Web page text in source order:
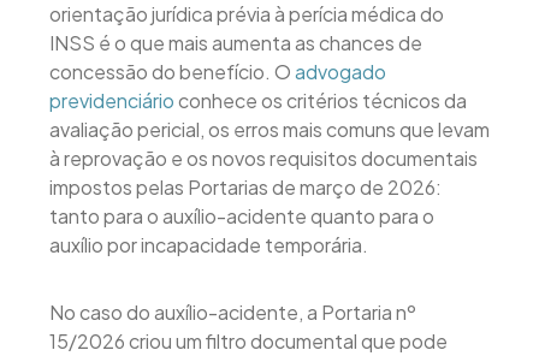
orientação jurídica prévia à perícia médica do
INSS é o que mais aumenta as chances de
concessão do benefício. Oadvogado
previdenciárioconhece os critérios técnicos da
avaliação pericial, os erros mais comuns que levam
à reprovação e os novos requisitos documentais
impostos pelas Portarias de março de 2026:
tanto para o auxílio-acidente quanto para o
auxílio por incapacidade temporária.
No caso do auxílio-acidente, a Portaria nº
15/2026 criou um filtro documental que pode